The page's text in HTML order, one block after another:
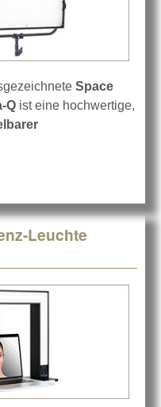
Space
Q ist eine hochwertige,
Leuchte